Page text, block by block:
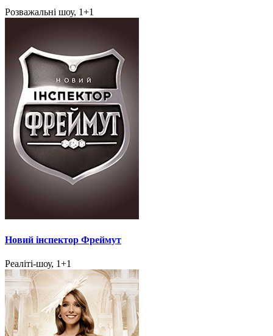
Розважальні шоу, 1+1
Новий інспектор Фреймут
Реаліті-шоу, 1+1